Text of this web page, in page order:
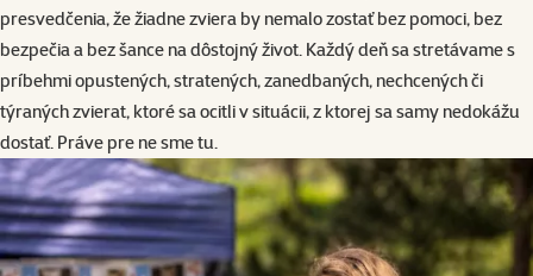
presvedčenia, že žiadne zviera by nemalo zostať bez pomoci, bez
bezpečia a bez šance na dôstojný život. Každý deň sa stretávame s
príbehmi opustených, stratených, zanedbaných, nechcených či
týraných zvierat, ktoré sa ocitli v situácii, z ktorej sa samy nedokážu
dostať. Práve pre ne sme tu.